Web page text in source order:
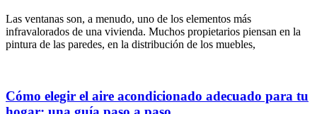
Las ventanas son, a menudo, uno de los elementos más
infravalorados de una vivienda. Muchos propietarios piensan en la
pintura de las paredes, en la distribución de los muebles,
Cómo elegir el aire acondicionado adecuado para tu